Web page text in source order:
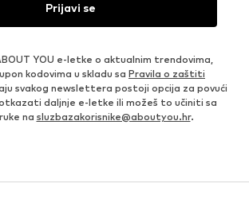
Prijavi se
YOU e-letke o aktualnim trendovima,
kodovima u skladu sa Pravila o zaštiti
svakog newslettera postoji opcija za povući
daljnje e-letke ili možeš to učiniti sa
na sluzbazakorisnike@aboutyou.hr.